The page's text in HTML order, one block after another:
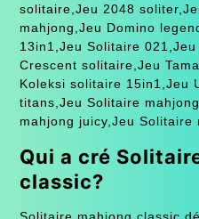
solitaire,Jeu 2048
mahjong,Jeu Domino
13in1,Jeu Solitaire
Crescent solitaire,Jeu
Koleksi solitaire 15in1,Jeu
titans,Jeu Solitaire
mahjong juicy,Jeu Solitaire
Qui a cré
classic?
Solitaire mahjong classic